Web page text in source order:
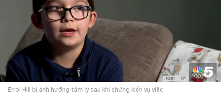
Errol Hill bị ảnh hưởng tâm lý sau khi chứng kiến vụ việc